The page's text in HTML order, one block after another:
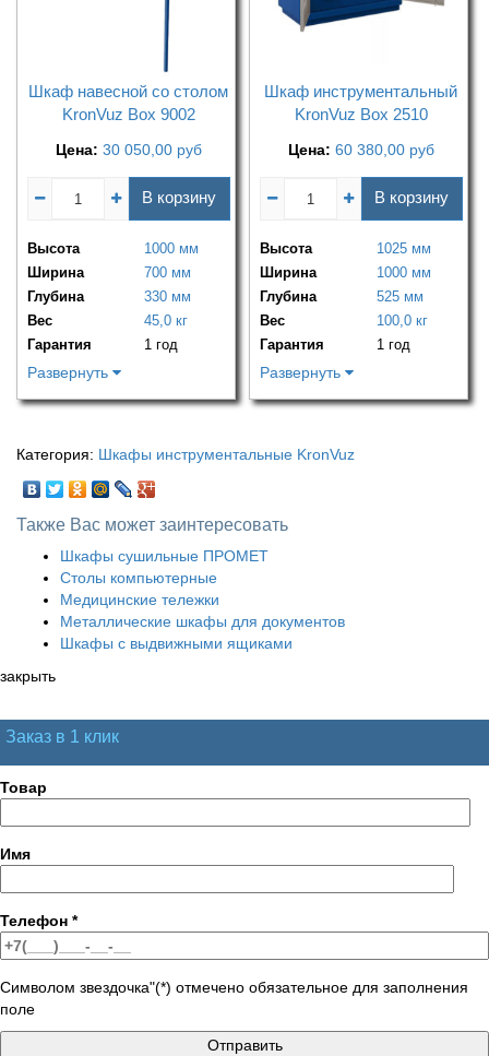
Шкаф навесной со столом
KronVuz Box 9002
Цена: 30 050,00 руб
В корзину
Высота
1000 мм
Ширина
700 мм
Глубина
330 мм
Вес
45,0 кг
Гарантия
1 год
Развернуть
Шкаф инструментальный
KronVuz Box 2510
Цена: 60 380,00 руб
В корзину
Высота
1025 мм
Ширина
1000 мм
Глубина
525 мм
Вес
100,0 кг
Гарантия
1 год
Развернуть
Категория: Шкафы инструментальные KronVuz
Также Вас может заинтересовать
Шкафы сушильные ПРОМЕТ
Столы компьютерные
Медицинские тележки
Металлические шкафы для документов
Шкафы с выдвижными ящиками
закрыть
Заказ в 1 клик
Товар
Имя
Телефон *
Символом звездочка"(*) отмечено обязательное для заполнения
поле